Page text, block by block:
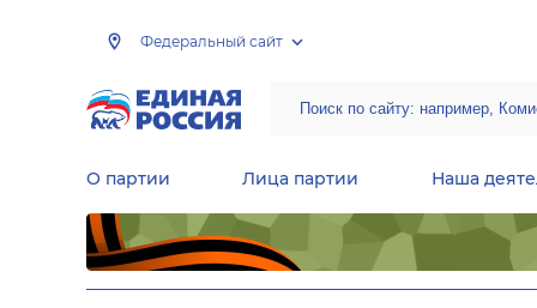
Федеральный сайт
О партии Лица партии Наша